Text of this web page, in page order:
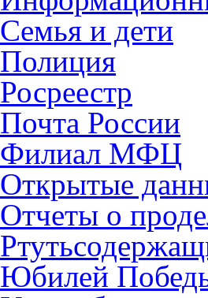
Семья и дети
Полиция
Росреестр
Почта России
Филиал МФЦ
Открытые
Отчеты о
Юбилей